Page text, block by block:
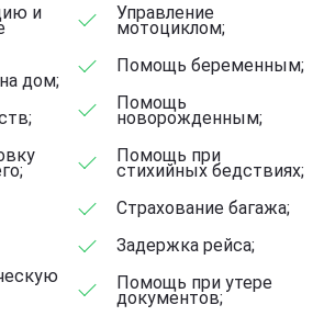
и
дом;
Управление
мотоциклом;
Помощь беременным;
Помощь
новорожденным;
Помощь при
стихийных бедствиях;
Страхование багажа;
Задержка рейса;
Помощь при утере
документов;